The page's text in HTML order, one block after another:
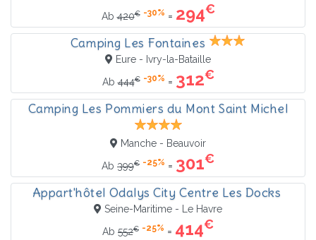
Ab420€ -30% = 294€
Camping Les Fontaines
Eure - Ivry-la-Bataille
Ab444€ -30% = 312€
Camping Les Pommiers du Mont Saint Michel
Manche - Beauvoir
Ab 399€ -25% = 301€
Appart'hôtel Odalys City Centre Les Docks
Seine-Maritime - Le Havre
Ab 552€ -25% = 414€